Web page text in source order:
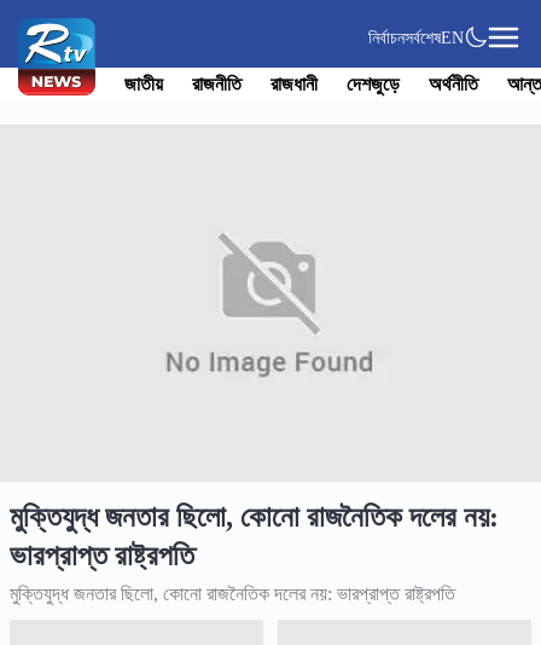
নির্বাচনসর্বশেষEN
জাতীয় রাজনীতি রাজধানী দেশজুড়ে অর্থনীতি
মুক্তিযুদ্ধ জনতার ছিলো, কোনো রাজনৈতিক দলের নয়:
ভারপ্রাপ্ত রাষ্ট্রপতি
মুক্তিযুদ্ধ জনতার ছিলো, কোনো রাজনৈতিক দলের নয়: ভারপ্রাপ্ত রাষ্ট্রপতি